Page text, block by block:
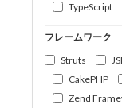
TypeScript
フレームワーク
Struts
CakePHP
Zend